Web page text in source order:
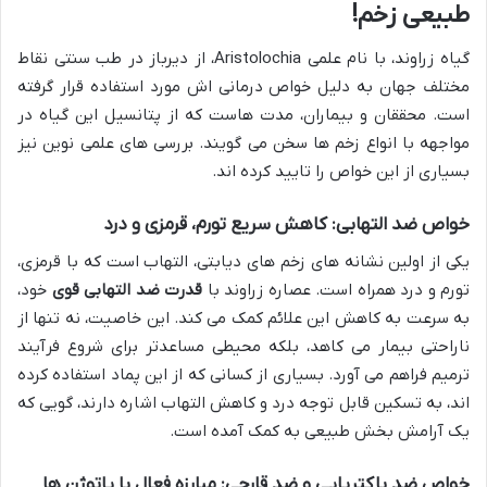
طبیعی زخم!
گیاه زراوند، با نام علمی Aristolochia، از دیرباز در طب سنتی نقاط
مختلف جهان به دلیل خواص درمانی اش مورد استفاده قرار گرفته
است. محققان و بیماران، مدت هاست که از پتانسیل این گیاه در
مواجهه با انواع زخم ها سخن می گویند. بررسی های علمی نوین نیز
بسیاری از این خواص را تایید کرده اند.
خواص ضد التهابی: کاهش سریع تورم، قرمزی و درد
یکی از اولین نشانه های زخم های دیابتی، التهاب است که با قرمزی،
تورم و درد همراه است. عصاره زراوند با قدرت ضد التهابی قوی خود،
به سرعت به کاهش این علائم کمک می کند. این خاصیت، نه تنها از
ناراحتی بیمار می کاهد، بلکه محیطی مساعدتر برای شروع فرآیند
ترمیم فراهم می آورد. بسیاری از کسانی که از این پماد استفاده کرده
اند، به تسکین قابل توجه درد و کاهش التهاب اشاره دارند، گویی که
یک آرامش بخش طبیعی به کمک آمده است.